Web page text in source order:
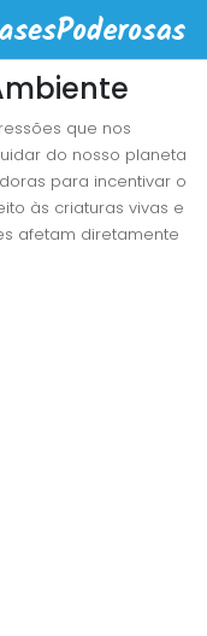
que nos
do nosso planeta
para incentivar o
às criaturas vivas e
afetam diretamente